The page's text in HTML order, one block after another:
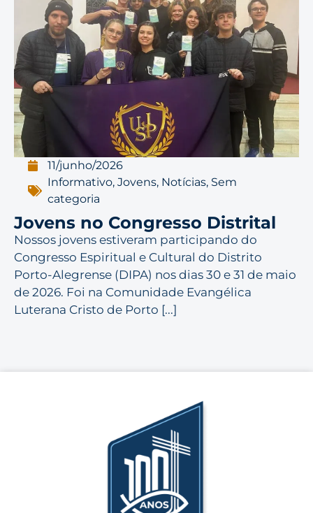
11/junho/2026
Informativo,Jovens, Notícias, Sem
categoria
Jovens no Congresso Distrital
Nossos jovens estiveram participando do
Congresso Espiritual e Cultural do Distrito
Porto-Alegrense (DIPA) nos dias 30 e 31 de maio
de 2026. Foi na Comunidade Evangélica
Luterana Cristo de Porto [...]